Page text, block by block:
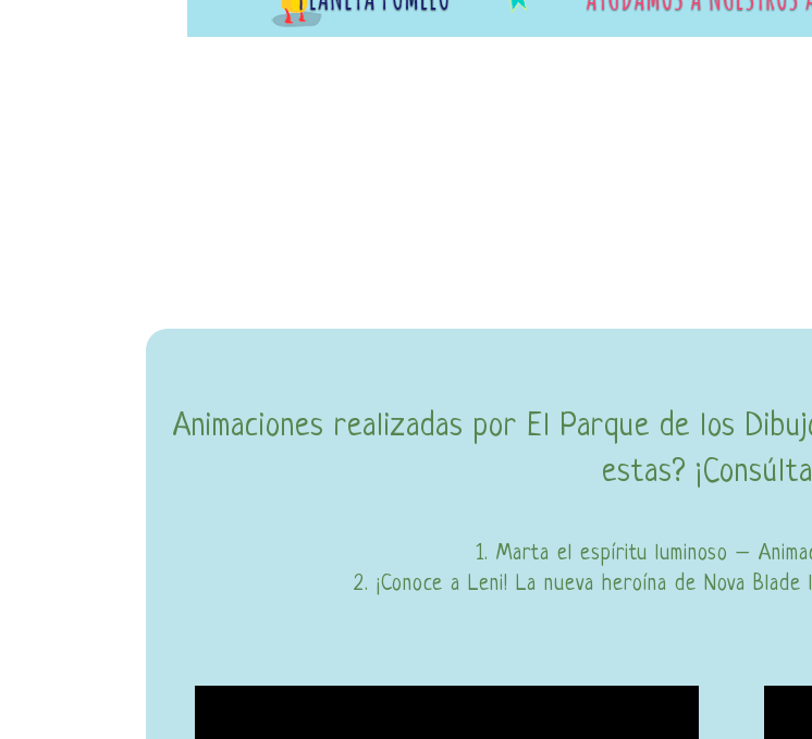
Animaciones realizadas por El Parque de los
estas?
1. Marta el espíritu luminoso –
2. ¡Conoce a Leni! La nueva heroína de Nova